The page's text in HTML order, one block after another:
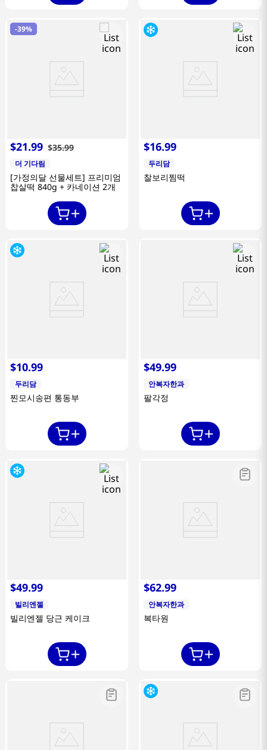
-39%
$21.99 $35.99
더 기다림
[가정의달 선물세트] 프리미엄
찹살떡 840g + 카네이션 2개
$16.99
두리담
찰보리찜떡
$10.99
두리담
찐모시송편 통동부
$49.99
안복자한과
팔각정
$49.99
빌리엔젤
빌리엔젤 당근 케이크
$62.99
안복자한과
복타원